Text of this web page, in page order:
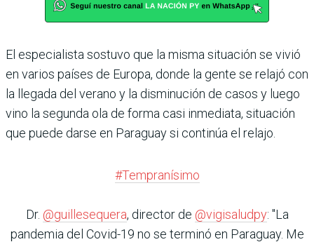
El especialista sostuvo que la misma situación se vivió
en varios países de Europa, donde la gente se relajó con
la llegada del verano y la disminución de casos y luego
vino la segunda ola de forma casi inmediata, situación
que puede darse en Paraguay si continúa el relajo.
#Tempranísimo
Dr. @guillesequera, director de @vigisaludpy: "La
pandemia del Covid-19 no se terminó en Paraguay. Me